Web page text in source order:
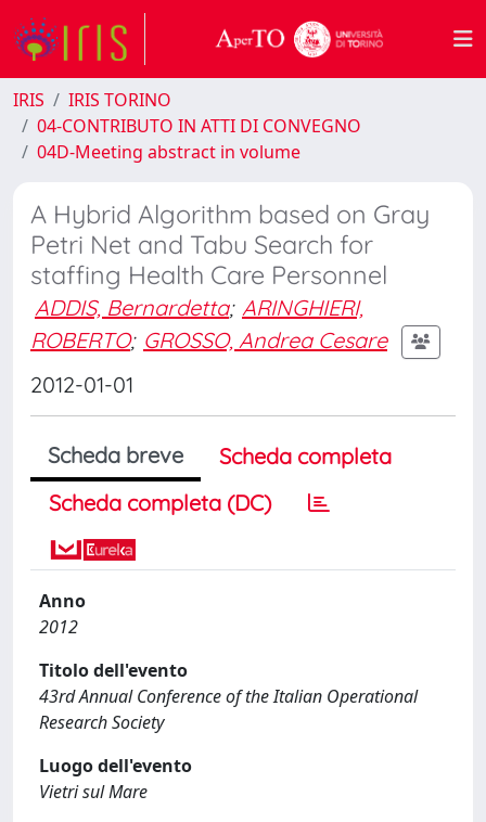
IRIS
IRIS TORINO
04-CONTRIBUTO IN ATTI DI CONVEGNO
04D-Meeting abstract in volume
A Hybrid Algorithm based on Gray
Petri Net and Tabu Search for
staffing Health Care Personnel
ADDIS, Bernardetta; ARINGHIERI,
ROBERTO; GROSSO, Andrea Cesare
2012-01-01
Scheda breve
Scheda completa
Scheda completa (DC)
Anno
2012
Titolo dell'evento
43rd Annual Conference of the Italian Operational
Research Society
Luogo dell'evento
Vietri sul Mare